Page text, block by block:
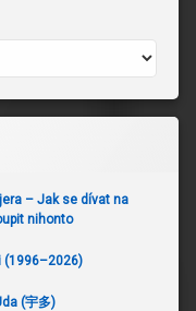
– Jak se dívat na
nihonto
(1996–2026)
(宇多)